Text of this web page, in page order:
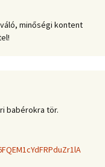
minőségi kontent
babérokra tör.